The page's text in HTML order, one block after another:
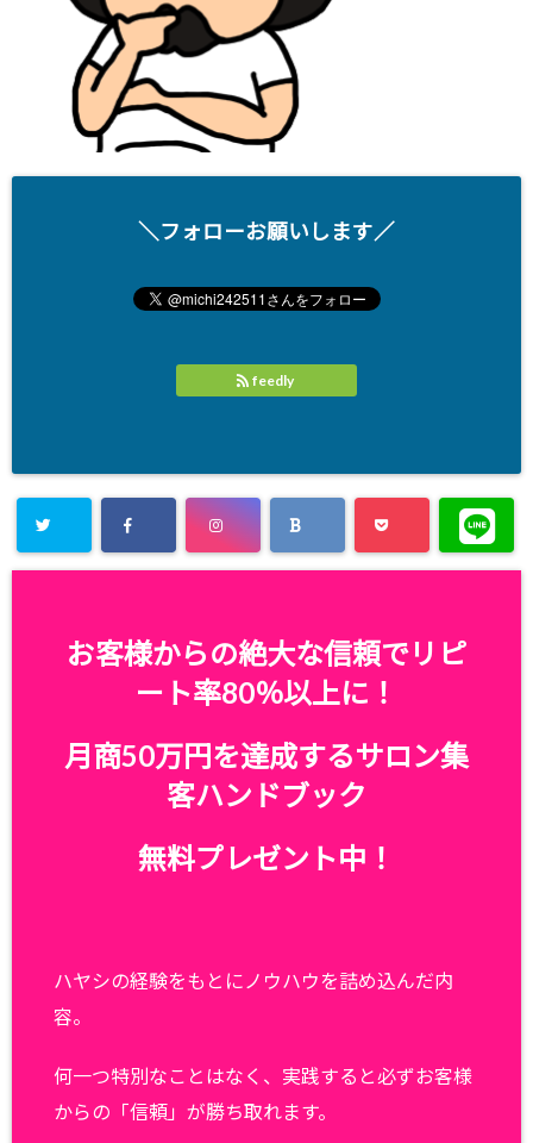
＼フォローお願いします／
feedly
お客様からの絶大な信頼でリピ
ート率80％以上に！
月商50万円を達成するサロン集
客ハンドブック
無料プレゼント中！
ハヤシの経験をもとにノウハウを詰め込んだ内
容。
何一つ特別なことはなく、実践すると必ずお客様
からの「信頼」が勝ち取れます。